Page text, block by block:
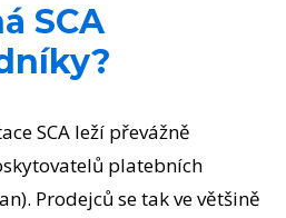
SCA
SCA leží převážně
platebních
Prodejců se tak ve většině